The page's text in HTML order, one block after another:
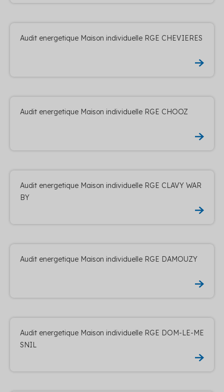
Audit energetique Maison individuelle RGE CHEVIERES
Audit energetique Maison individuelle RGE CHOOZ
Audit energetique Maison individuelle RGE CLAVY WAR
BY
Audit energetique Maison individuelle RGE DAMOUZY
Audit energetique Maison individuelle RGE DOM-LE-ME
SNIL